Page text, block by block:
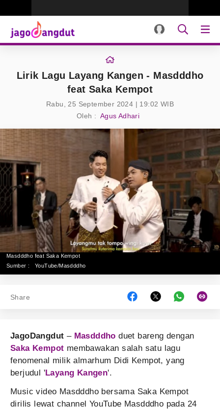
Lirik Lagu Layang Kangen - Masdddho
feat Saka Kempot
Rabu, 25 September 2024 | 19:02 WIB
Oleh : Agus Adhari
Masdddho feat Saka Kempot
Sumber :
YouTube/Masdddho
Share
JagoDangdut – Masdddho duet bareng dengan
Saka Kempot membawakan salah satu lagu
fenomenal milik almarhum Didi Kempot, yang
berjudul 'Layang Kangen'.
Music video Masdddho bersama Saka Kempot
dirilis lewat channel YouTube Masdddho pada 24